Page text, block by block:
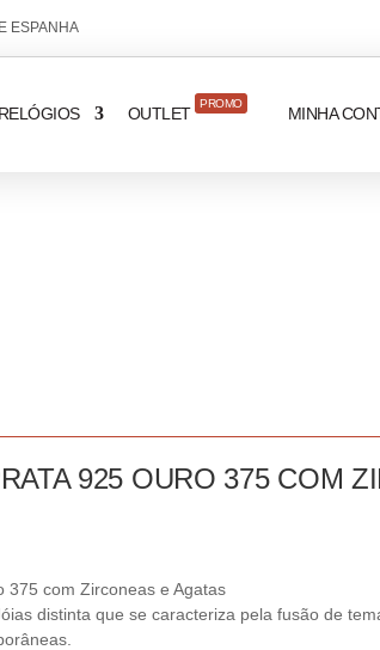
ESPANHA
RELÓGIOS OUTLET
PROMO
MINHA
925 OURO 375 COM
375 com Zirconeas e Agatas
distinta que se caracteriza pela fusão de